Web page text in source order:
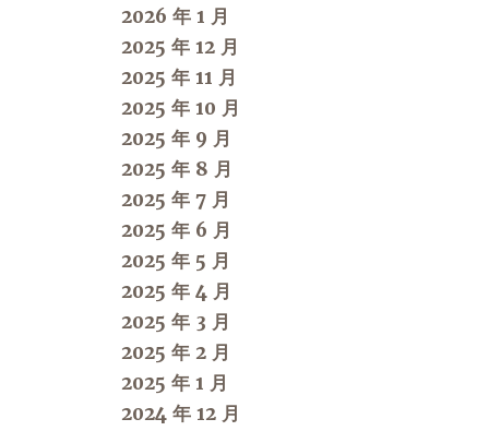
2026 年 1 月
2025 年 12 月
2025 年 11 月
2025 年 10 月
2025 年 9 月
2025 年 8 月
2025 年 7 月
2025 年 6 月
2025 年 5 月
2025 年 4 月
2025 年 3 月
2025 年 2 月
2025 年 1 月
2024 年 12 月